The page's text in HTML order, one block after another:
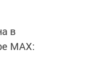
в
MАХ: